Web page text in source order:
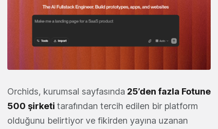
Orchids, kurumsal sayfasında 25’den fazla Fotune
500 şirketi tarafından tercih edilen bir platform
olduğunu belirtiyor ve fikirden yayına uzanan